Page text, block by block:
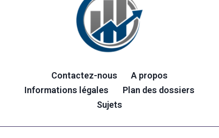
Contactez-nous
A propos
Informations légales
Plan des dossiers
Sujets